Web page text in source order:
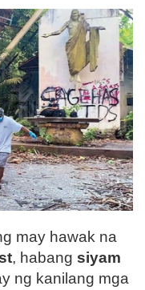
may hawak na
, habang siyam
ng kanilang mga